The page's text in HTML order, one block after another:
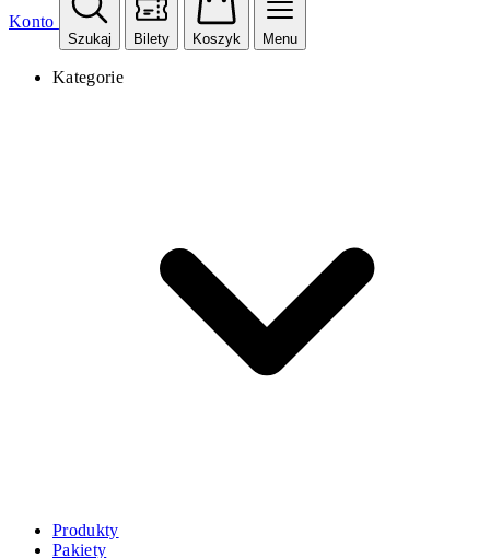
Konto
Szukaj Bilety Koszyk Menu
Kategorie
Produkty
Pakiety